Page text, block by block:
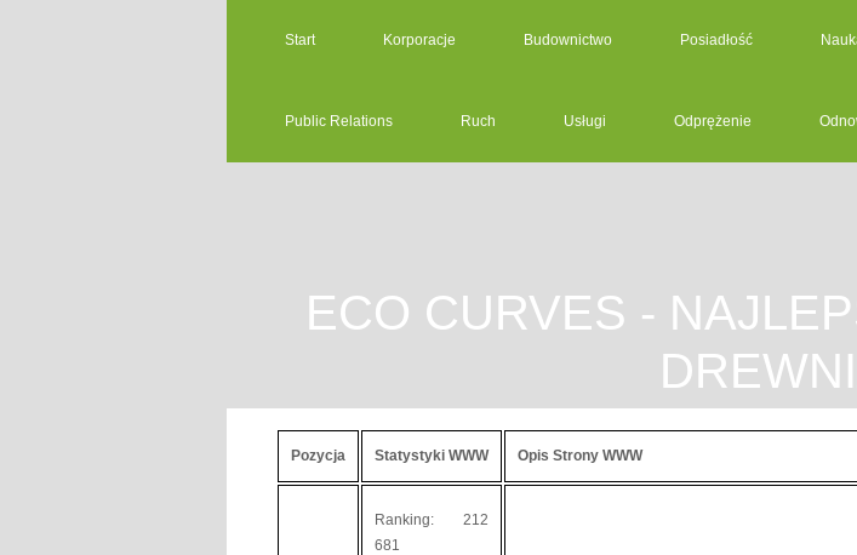
Start Korporacje Budownictwo Posiadłość
Public Relations Ruch Usługi Odprężenie
ECO CURVES -
Pozycja Statystyki WWW Opis Strony WWW
Ranking: 212
681